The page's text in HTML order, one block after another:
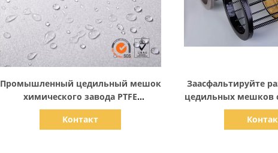
Промышленный цедильный мешок
химического завода PTFE
цедильных мешков сборника пыли
боилера
Контакт
Заасфальтируйте
цедильных мешков
смешивая